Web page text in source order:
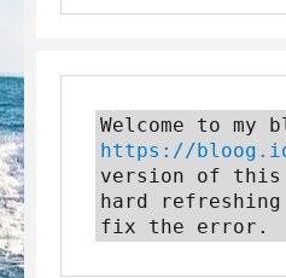
https://
version of
hard
fix the error.